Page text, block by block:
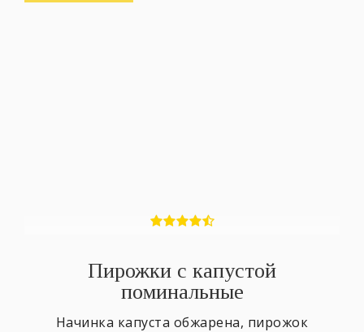
Пирожки с капустой
поминальные
Начинка капуста обжарена, пирожок